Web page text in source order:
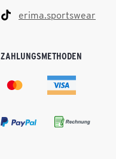
erima.sportswear
ZAHLUNGSMETHODEN